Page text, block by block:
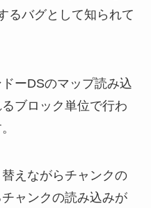
るバグとして知られて
ーDSのマップ読み込
ブロック単位で行わ
えながらチャンクの
ャンクの読み込みが